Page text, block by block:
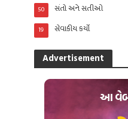
સંતો અને સતીઓ
50
સેવાકીય કર્યો
19
Advertisement